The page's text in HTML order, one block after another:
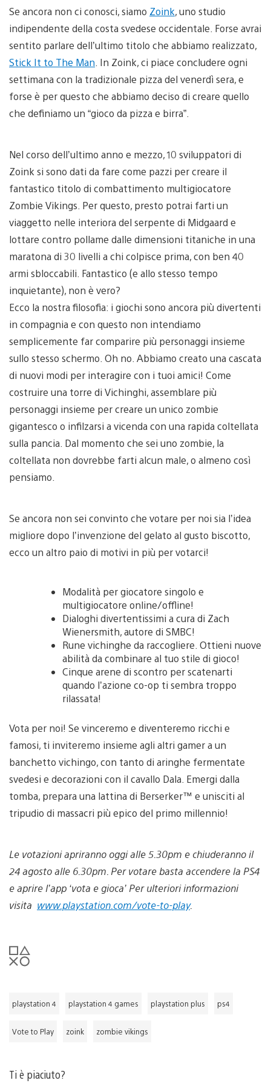
Se ancora non ci conosci, siamo Zoink, uno studio
indipendente della costa svedese occidentale. Forse avrai
sentito parlare dell’ultimo titolo che abbiamo realizzato,
Stick It to The Man . In Zoink, ci piace concludere ogni
settimana con la tradizionale pizza del venerdì sera, e
forse è per questo che abbiamo deciso di creare quello
che definiamo un “gioco da pizza e birra”.
Nel corso dell’ultimo anno e mezzo, 10 sviluppatori di
Zoink si sono dati da fare come pazzi per creare il
fantastico titolo di combattimento multigiocatore
Zombie Vikings. Per questo, presto potrai farti un
viaggetto nelle interiora del serpente di Midgaard e
lottare contro pollame dalle dimensioni titaniche in una
maratona di 30 livelli a chi colpisce prima, con ben 40
armi sbloccabili. Fantastico (e allo stesso tempo
inquietante), non è vero?
Ecco la nostra filosofia: i giochi sono ancora più divertenti
in compagnia e con questo non intendiamo
semplicemente far comparire più personaggi insieme
sullo stesso schermo. Oh no. Abbiamo creato una cascata
di nuovi modi per interagire con i tuoi amici! Come
costruire una torre di Vichinghi, assemblare più
personaggi insieme per creare un unico zombie
gigantesco o infilzarsi a vicenda con una rapida coltellata
sulla pancia. Dal momento che sei uno zombie, la
coltellata non dovrebbe farti alcun male, o almeno così
pensiamo.
Se ancora non sei convinto che votare per noi sia l’idea
migliore dopo l’invenzione del gelato al gusto biscotto,
ecco un altro paio di motivi in più per votarci!
Modalità per giocatore singolo e
multigiocatore online/offline!
Dialoghi divertentissimi a cura di Zach
Wienersmith, autore di SMBC!
Rune vichinghe da raccogliere. Ottieni nuove
abilità da combinare al tuo stile di gioco!
Cinque arene di scontro per scatenarti
quando l’azione co-op ti sembra troppo
rilassata!
Vota per noi! Se vinceremo e diventeremo ricchi e
famosi, ti inviteremo insieme agli altri gamer a un
banchetto vichingo, con tanto di aringhe fermentate
svedesi e decorazioni con il cavallo Dala. Emergi dalla
tomba, prepara una lattina di Berserker™ e unisciti al
tripudio di massacri più epico del primo millennio!
Le votazioni apriranno oggi alle 5.30pm e chiuderanno il
24 agosto alle 6.30pm. Per votare basta accendere la PS4
e aprire l’app ‘vota e gioca’ Per ulteriori informazioni
visita www.playstation.com/vote-to-play.
playstation 4 playstation 4 games playstation plus ps4
Vote to Play zoink zombie vikings
Ti è piaciuto?